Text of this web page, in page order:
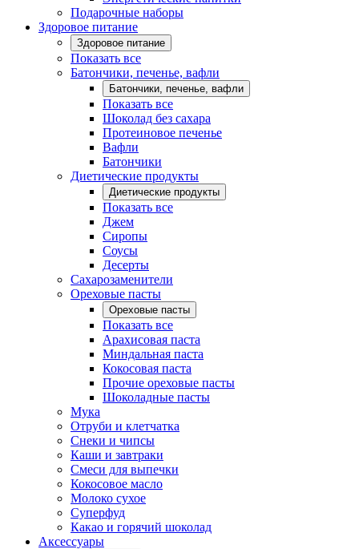
Подарочные наборы
Здоровое питание
Здоровое питание
Показать все
Батончики, печенье, вафли
Батончики, печенье, вафли
Показать все
Шоколад без сахара
Протеиновое печенье
Вафли
Батончики
Диетические продукты
Диетические продукты
Показать все
Джем
Сиропы
Соусы
Десерты
Сахарозаменители
Ореховые пасты
Ореховые пасты
Показать все
Арахисовая паста
Миндальная паста
Кокосовая паста
Прочие ореховые пасты
Шоколадные пасты
Мука
Отруби и клетчатка
Снеки и чипсы
Каши и завтраки
Смеси для выпечки
Кокосовое масло
Молоко сухое
Суперфуд
Какао и горячий шоколад
Аксессуары